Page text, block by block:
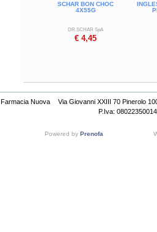
SCHAR BON CHOC
4X55G
DR.SCHAR SpA
€ 4,45
Farmacia Nuova
Via Giovanni XXIII 70 Pinerolo
P.Iva: 08022350014
Powered by Prenofa